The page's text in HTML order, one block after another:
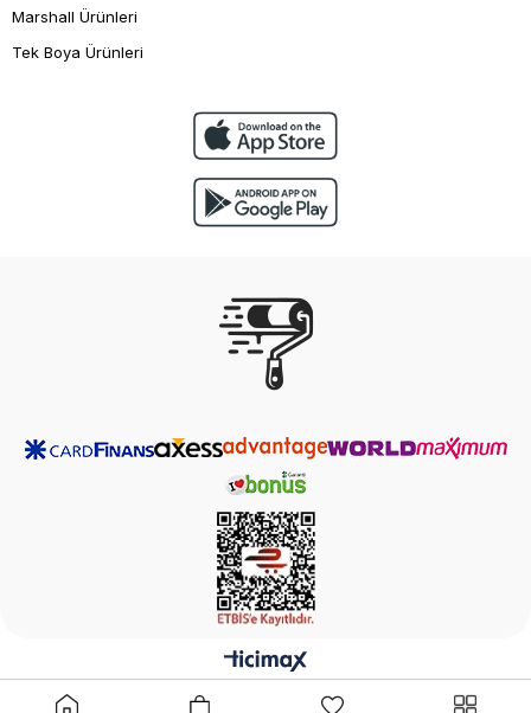
Marshall Ürünleri
Tek Boya Ürünleri